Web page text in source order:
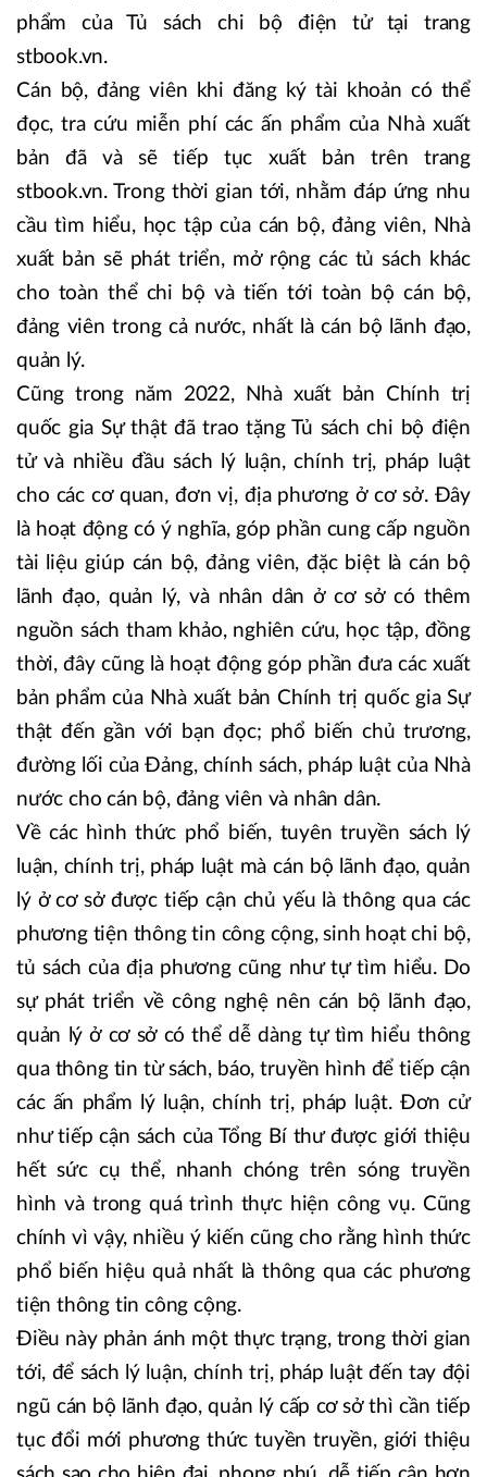
phẩm của Tủ sách chi bộ điện tử tại trang
stbook.vn.
Cán bộ, đảng viên khi đăng ký tài khoản có thể
đọc, tra cứu miễn phí các ấn phẩm của Nhà xuất
bản đã và sẽ tiếp tục xuất bản trên trang
stbook.vn. Trong thời gian tới, nhằm đáp ứng nhu
cầu tìm hiểu, học tập của cán bộ, đảng viên, Nhà
xuất bản sẽ phát triển, mở rộng các tủ sách khác
cho toàn thể chi bộ và tiến tới toàn bộ cán bộ,
đảng viên trong cả nước, nhất là cán bộ lãnh đạo,
quản lý.
Cũng trong năm 2022, Nhà xuất bản Chính trị
quốc gia Sự thật đã trao tặng Tủ sách chi bộ điện
tử và nhiều đầu sách lý luận, chính trị, pháp luật
cho các cơ quan, đơn vị, địa phương ở cơ sở. Đây
là hoạt động có ý nghĩa, góp phần cung cấp nguồn
tài liệu giúp cán bộ, đảng viên, đặc biệt là cán bộ
lãnh đạo, quản lý, và nhân dân ở cơ sở có thêm
nguồn sách tham khảo, nghiên cứu, học tập, đồng
thời, đây cũng là hoạt động góp phần đưa các xuất
bản phẩm của Nhà xuất bản Chính trị quốc gia Sự
thật đến gần với bạn đọc; phổ biến chủ trương,
đường lối của Đảng, chính sách, pháp luật của Nhà
nước cho cán bộ, đảng viên và nhân dân.
Về các hình thức phổ biến, tuyên truyền sách lý
luận, chính trị, pháp luật mà cán bộ lãnh đạo, quản
lý ở cơ sở được tiếp cận chủ yếu là thông qua các
phương tiện thông tin công cộng, sinh hoạt chi bộ,
tủ sách của địa phương cũng như tự tìm hiểu. Do
sự phát triển về công nghệ nên cán bộ lãnh đạo,
quản lý ở cơ sở có thể dễ dàng tự tìm hiểu thông
qua thông tin từ sách, báo, truyền hình để tiếp cận
các ấn phẩm lý luận, chính trị, pháp luật. Đơn cử
như tiếp cận sách của Tổng Bí thư được giới thiệu
hết sức cụ thể, nhanh chóng trên sóng truyền
hình và trong quá trình thực hiện công vụ. Cũng
chính vì vậy, nhiều ý kiến cũng cho rằng hình thức
phổ biến hiệu quả nhất là thông qua các phương
tiện thông tin công cộng.
Điều này phản ánh một thực trạng, trong thời gian
tới, để sách lý luận, chính trị, pháp luật đến tay đội
ngũ cán bộ lãnh đạo, quản lý cấp cơ sở thì cần tiếp
tục đổi mới phương thức tuyền truyền, giới thiệu